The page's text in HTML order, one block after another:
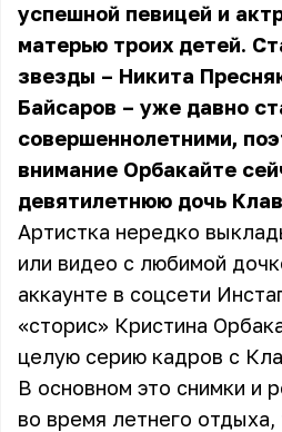
успешной певицей и
матерью троих детей.
звезды – Никита
Байсаров – уже давно
совершеннолетними,
внимание Орбакайте
девятилетнюю дочь
Артистка нередко
или видео с любимой
аккаунте в соцсети
«сторис» Кристина
целую серию кадров с
В основном это снимки и
во время летнего отдыха,